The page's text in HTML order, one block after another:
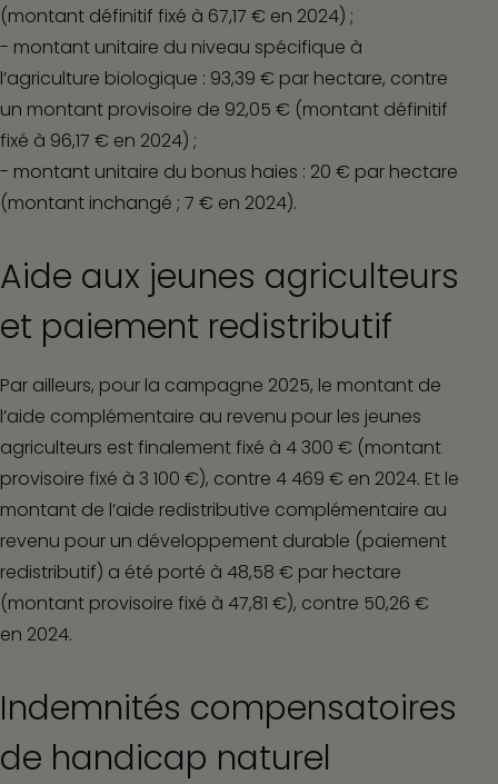
(montant définitif fixé à 67,17 € en 2024) ;
- montant unitaire du niveau spécifique à
l’agriculture biologique : 93,39 € par hectare, contre
un montant provisoire de 92,05 € (montant définitif
fixé à 96,17 € en 2024) ;
- montant unitaire du bonus haies : 20 € par hectare
(montant inchangé ; 7 € en 2024).
Aide aux jeunes agriculteurs
et paiement redistributif
Par ailleurs, pour la campagne 2025, le montant de
l’aide complémentaire au revenu pour les jeunes
agriculteurs est finalement fixé à 4 300 € (montant
provisoire fixé à 3 100 €), contre 4 469 € en 2024. Et le
montant de l’aide redistributive complémentaire au
revenu pour un développement durable (paiement
redistributif) a été porté à 48,58 € par hectare
(montant provisoire fixé à 47,81 €), contre 50,26 €
en 2024.
Indemnités compensatoires
de handicap naturel